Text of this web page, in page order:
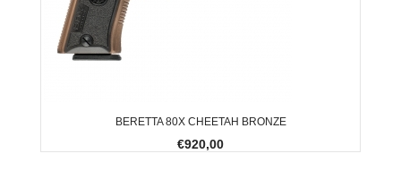
BERETTA 80X CHEETAH BRONZE
€920,00